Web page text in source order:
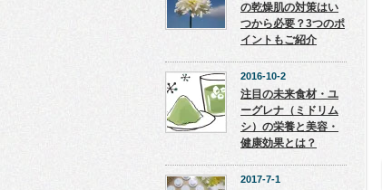
の乾燥肌の対策はい
つから必要？3つのポ
イントもご紹介
2016-10-2
注目の未来食材・ユ
ーグレナ（ミドリム
シ）の栄養と美容・
健康効果とは？
2017-7-1